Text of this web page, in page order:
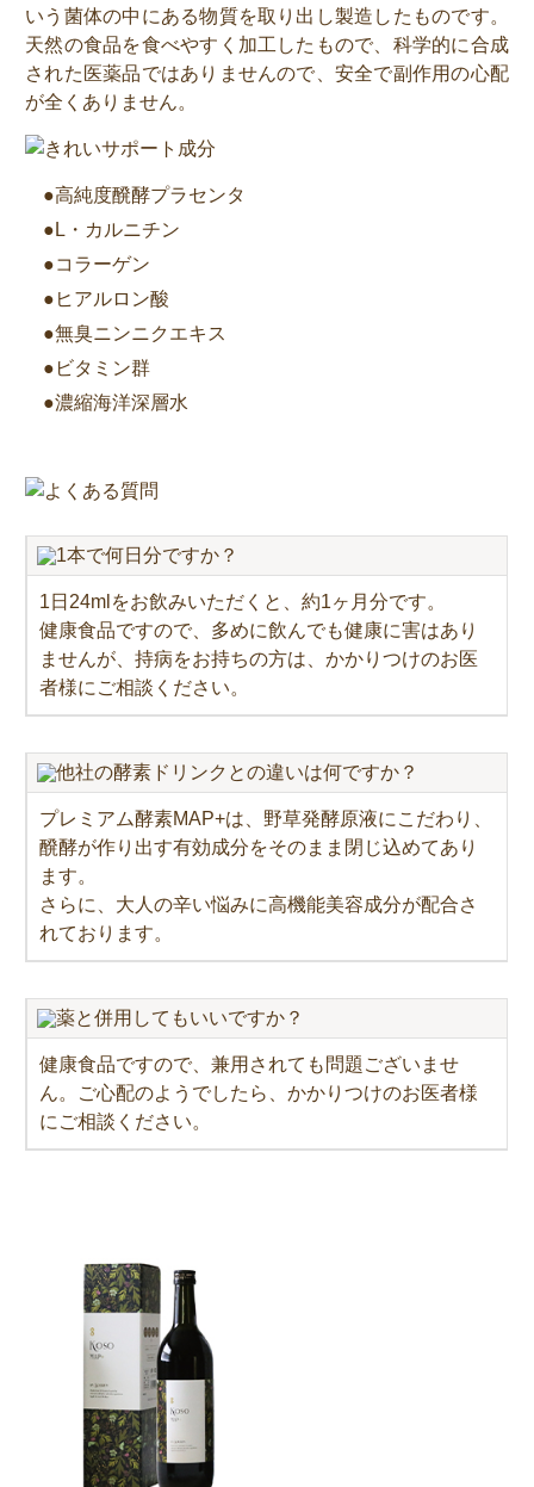
いう菌体の中にある物質を取り出し製造したものです。
天然の食品を食べやすく加工したもので、科学的に合成
された医薬品ではありませんので、安全で副作用の心配
が全くありません。
●高純度醗酵プラセンタ
●L・カルニチン
●コラーゲン
●ヒアルロン酸
●無臭ニンニクエキス
●ビタミン群
●濃縮海洋深層水
1本で何日分ですか？
1日24mlをお飲みいただくと、約1ヶ月分です。
健康食品ですので、多めに飲んでも健康に害はあり
ませんが、持病をお持ちの方は、かかりつけのお医
者様にご相談ください。
他社の酵素ドリンクとの違いは何ですか？
プレミアム酵素MAP+は、野草発酵原液にこだわり、
醗酵が作り出す有効成分をそのまま閉じ込めてあり
ます。
さらに、大人の辛い悩みに高機能美容成分が配合さ
れております。
薬と併用してもいいですか？
健康食品ですので、兼用されても問題ございませ
ん。ご心配のようでしたら、かかりつけのお医者様
にご相談ください。